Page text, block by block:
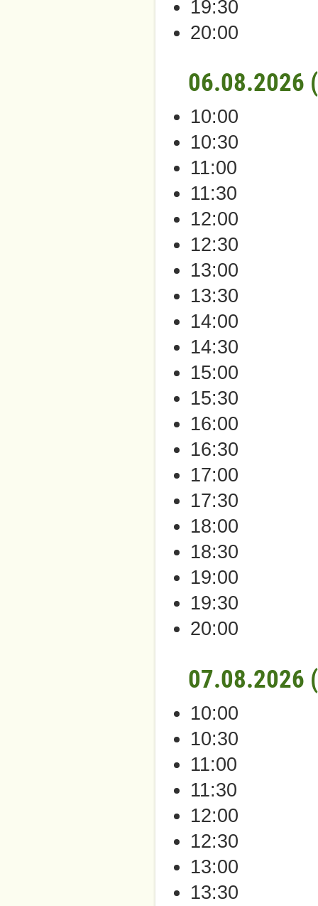
19:30
20:00
06.08.2026
10:00
10:30
11:00
11:30
12:00
12:30
13:00
13:30
14:00
14:30
15:00
15:30
16:00
16:30
17:00
17:30
18:00
18:30
19:00
19:30
20:00
07.08.2026
10:00
10:30
11:00
11:30
12:00
12:30
13:00
13:30